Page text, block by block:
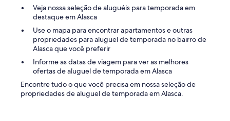
Veja nossa seleção de aluguéis para temporada em
destaque em Alasca
Use o mapa para encontrar apartamentos e outras
propriedades para aluguel de temporada no bairro de
Alasca que você preferir
Informe as datas de viagem para ver as melhores
ofertas de aluguel de temporada em Alasca
Encontre tudo o que você precisa em nossa seleção de
propriedades de aluguel de temporada em Alasca.